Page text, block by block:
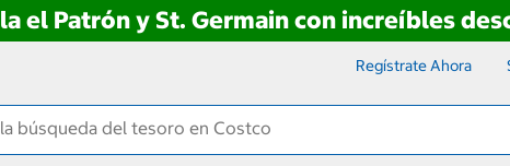
el Patrón y St. Germain con increíbles
Regístrate Ahora